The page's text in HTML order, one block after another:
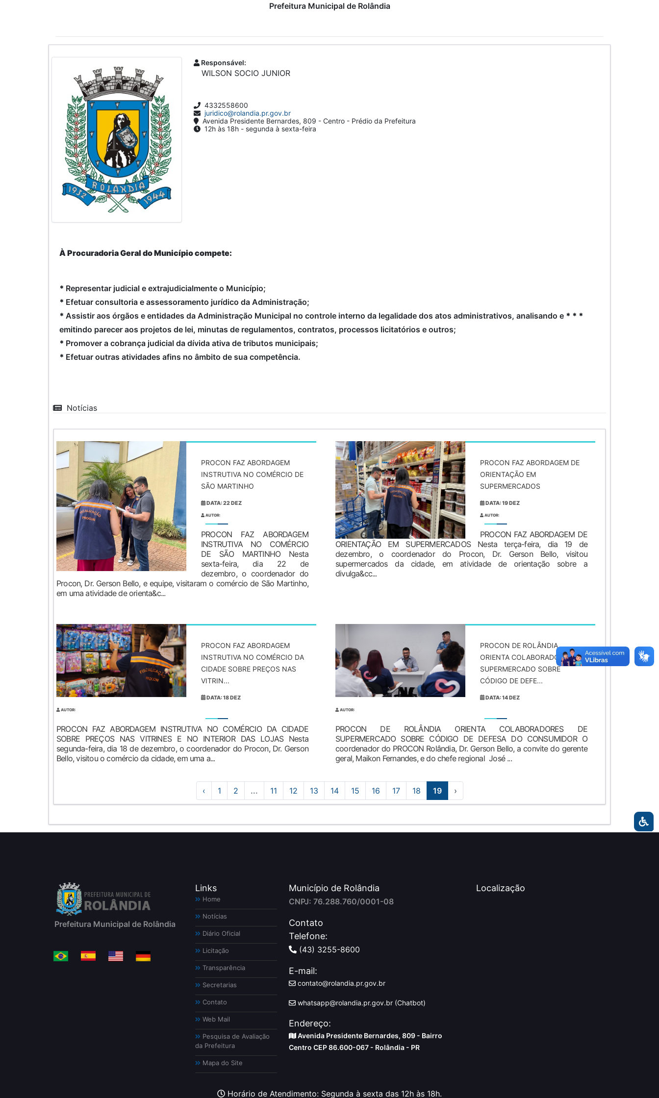
Prefeitura Municipal de Rolândia
Responsável:
WILSON SOCIO JUNIOR
4332558600
juridico@rolandia.pr.gov.br
Avenida Presidente Bernardes, 809 - Centro - Prédio da Prefeitura
12h às 18h - segunda à sexta-feira
À Procuradoria Geral do Município compete:
* Representar judicial e extrajudicialmente o Município;
* Efetuar consultoria e assessoramento jurídico da Administração;
* Assistir aos órgãos e entidades da Administração Municipal no controle interno da legalidade dos atos administrativos, analisando e * * *
emitindo parecer aos projetos de lei, minutas de regulamentos, contratos, processos licitatórios e outros;
* Promover a cobrança judicial da dívida ativa de tributos municipais;
* Efetuar outras atividades afins no âmbito de sua competência.
Notícias
PROCON FAZ ABORDAGEM
INSTRUTIVA NO COMÉRCIO DE
SÃO MARTINHO
DATA: 22 DEZ
AUTOR:
PROCON FAZ ABORDAGEM
INSTRUTIVA NO COMÉRCIO
DE SÃO MARTINHO Nesta
sexta-feira, dia 22 de
dezembro, o coordenador do
Procon, Dr. Gerson Bello, e equipe, visitaram o comércio de São Martinho,
em uma atividade de orienta&c...
PROCON FAZ ABORDAGEM DE
ORIENTAÇÃO EM
SUPERMERCADOS
DATA: 19 DEZ
AUTOR:
PROCON FAZ ABORDAGEM DE
ORIENTAÇÃO EM SUPERMERCADOS Nesta terça-feira, dia 19 de
dezembro, o coordenador do Procon, Dr. Gerson Bello, visitou
supermercados da cidade, em atividade de orientação sobre a
divulga&cc...
PROCON FAZ ABORDAGEM
INSTRUTIVA NO COMÉRCIO DA
CIDADE SOBRE PREÇOS NAS
VITRIN...
DATA: 18 DEZ
AUTOR:
PROCON FAZ ABORDAGEM INSTRUTIVA NO COMÉRCIO DA CIDADE
SOBRE PREÇOS NAS VITRINES E NO INTERIOR DAS LOJAS Nesta
segunda-feira, dia 18 de dezembro, o coordenador do Procon, Dr. Gerson
Bello, visitou o comércio da cidade, em uma a...
PROCON DE ROLÂNDIA
ORIENTA COLABORADORES DE
SUPERMERCADO SOBRE
CÓDIGO DE DEFE...
DATA: 14 DEZ
AUTOR:
PROCON DE ROLÂNDIA ORIENTA COLABORADORES DE
SUPERMERCADO SOBRE CÓDIGO DE DEFESA DO CONSUMIDOR O
coordenador do PROCON Rolândia, Dr. Gerson Bello, a convite do gerente
geral, Maikon Fernandes, e do chefe regional José ...
‹ 1 2 ... 11 12 13 14 15 16 17 18 19 ›
Prefeitura Municipal de Rolândia
Links
Home
Notícias
Diário Oficial
Licitação
Transparência
Secretarias
Contato
Web Mail
Pesquisa de Avaliação
da Prefeitura
Mapa do Site
Município de Rolândia
CNPJ: 76.288.760/0001-08
Contato
Telefone:
(43) 3255-8600
E-mail:
contato@rolandia.pr.gov.br
whatsapp@rolandia.pr.gov.br (Chatbot)
Endereço:
Avenida Presidente Bernardes, 809 - Bairro
Centro CEP 86.600-067 - Rolândia - PR
Localização
Horário de Atendimento: Segunda à sexta das 12h às 18h.